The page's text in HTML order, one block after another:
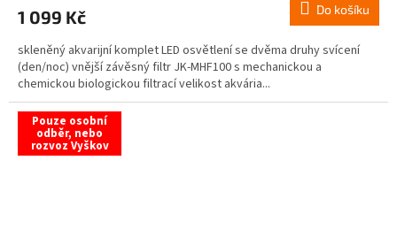
1 099 Kč Do košíku
skleněný akvarijní komplet LED osvětlení se dvěma druhy svícení
(den/noc) vnější závěsný filtr JK-MHF100 s mechanickou a
chemickou biologickou filtrací velikost akvária...
Pouze osobní
odběr, nebo
rozvoz Vyškov